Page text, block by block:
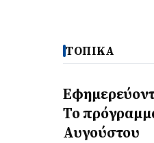
ΤΟΠΙΚΑ
Το
Αυγούστου